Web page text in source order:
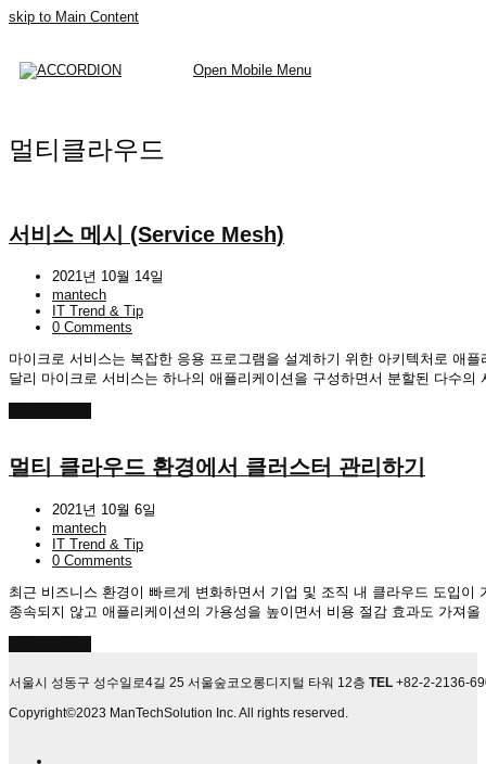
skip to Main Content
Open Mobile Menu
멀티클라우드
서비스 메시 (Service Mesh)
2021년 10월 14일
mantech
IT Trend & Tip
0 Comments
마이크로 서비스는 복잡한 응용 프로그램을 설계하기 위한 아키텍처로 애
달리 마이크로 서비스는 하나의 애플리케이션을 구성하면서 분할된 다수
멀티 클라우드 환경에서 클러스터 관리하기
2021년 10월 6일
mantech
IT Trend & Tip
0 Comments
최근 비즈니스 환경이 빠르게 변화하면서 기업 및 조직 내 클라우드 도입
종속되지 않고 애플리케이션의 가용성을 높이면서 비용 절감 효과도 가져
서울시 성동구 성수일로4길 25 서울숲코오롱디지털 타워 12층 TEL +82-2-2136-
Copyright©2023 ManTechSolution Inc. All rights reserved.